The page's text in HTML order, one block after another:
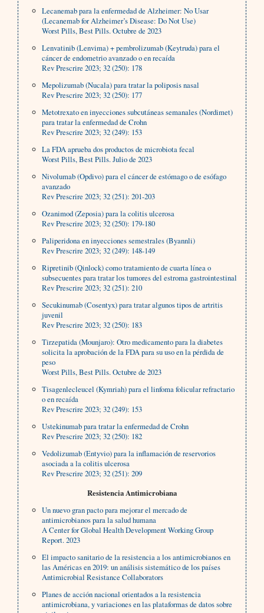
Lecanemab para la enfermedad de Alzheimer: No Usar
(Lecanemab for Alzheimer’s Disease: Do Not Use)
Worst Pills, Best Pills. Octubre de 2023
Lenvatinib (Lenvima) + pembrolizumab (Keytruda) para el
cáncer de endometrio avanzado o en recaída
Rev Prescrire 2023; 32 (250): 178
Mepolizumab (Nucala) para tratar la poliposis nasal
Rev Prescrire 2023; 32 (250): 177
Metotrexato en inyecciones subcutáneas semanales (Nordimet)
para tratar la enfermedad de Crohn
Rev Prescrire 2023; 32 (249): 153
La FDA aprueba dos productos de microbiota fecal
Worst Pills, Best Pills. Julio de 2023
Nivolumab (Opdivo) para el cáncer de estómago o de esófago
avanzado
Rev Prescrire 2023; 32 (251): 201-203
Ozanimod (Zeposia) para la colitis ulcerosa
Rev Prescrire 2023; 32 (250): 179-180
Paliperidona en inyecciones semestrales (Byannli)
Rev Prescrire 2023; 32 (249): 148-149
Ripretinib (Qinlock) como tratamiento de cuarta línea o
subsecuentes para tratar los tumores del estroma gastrointestinal
Rev Prescrire 2023; 32 (251): 210
Secukinumab (Cosentyx) para tratar algunos tipos de artritis
juvenil
Rev Prescrire 2023; 32 (250): 183
Tirzepatida (Mounjaro): Otro medicamento para la diabetes
solicita la aprobación de la FDA para su uso en la pérdida de
peso
Worst Pills, Best Pills. Octubre de 2023
Tisagenlecleucel (Kymriah) para el linfoma folicular refractario
o en recaída
Rev Prescrire 2023; 32 (249): 153
Ustekinumab para tratar la enfermedad de Crohn
Rev Prescrire 2023; 32 (250): 182
Vedolizumab (Entyvio) para la inflamación de reservorios
asociada a la colitis ulcerosa
Rev Prescrire 2023; 32 (251): 209
Resistencia Antimicrobiana
Un nuevo gran pacto para mejorar el mercado de
antimicrobianos para la salud humana
A Center for Global Health Development Working Group
Report. 2023
El impacto sanitario de la resistencia a los antimicrobianos en
las Américas en 2019: un análisis sistemático de los países
Antimicrobial Resistance Collaborators
Planes de acción nacional orientados a la resistencia
antimicrobiana, y variaciones en las plataformas de datos sobre